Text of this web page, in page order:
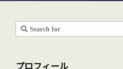
プロフィール